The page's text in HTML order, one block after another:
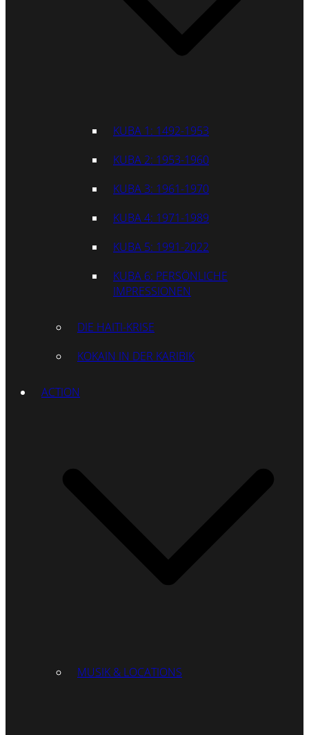
KUBA 1: 1492-1953
KUBA 2: 1953-1960
KUBA 3: 1961-1970
KUBA 4: 1971-1989
KUBA 5: 1991-2022
KUBA 6: PERSÖNLICHE
IMPRESSIONEN
DIE HAITI-KRISE
KOKAIN IN DER KARIBIK
ACTION
MUSIK & LOCATIONS